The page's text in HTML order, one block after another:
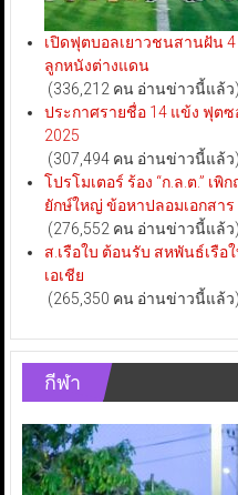
เปิดฟุตบอลเยาวชนสานฝัน
ลูกหนังต่างแดน
(336,212 คน อ่านข่าวนี้แล้ว)
ประกาศรายชื่อ 14 แข้ง ฟุต
2025
(307,494 คน อ่านข่าวนี้แล้ว)
โปรโมเตอร์ ร้อง “ก.ล.ต.” เ
ยักษ์ใหญ่ ข้อหาปลอมเอกสาร
(276,552 คน อ่านข่าวนี้แล้ว)
ส.เรือใบ ต้อนรับ สหพันธ์เรือ
เอเชีย
(265,350 คน อ่านข่าวนี้แล้ว)
กีฬา